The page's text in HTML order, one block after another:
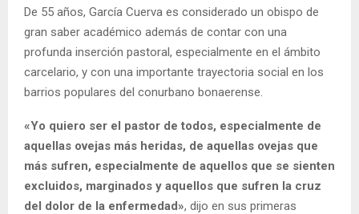
De 55 años, García Cuerva es considerado un obispo de
gran saber académico además de contar con una
profunda inserción pastoral, especialmente en el ámbito
carcelario, y con una importante trayectoria social en los
barrios populares del conurbano bonaerense.
«Yo quiero ser el pastor de todos, especialmente de
aquellas ovejas más heridas, de aquellas ovejas que
más sufren, especialmente de aquellos que se sienten
excluidos, marginados y aquellos que sufren la cruz
del dolor de la enfermedad», dijo en sus primeras